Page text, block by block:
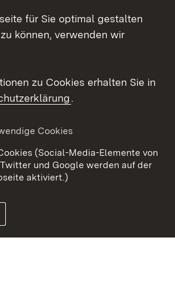
Barrierefreiheit
Cookies
für Sie optimal gestalten
können, verwenden wir
zu Cookies erhalten Sie in
.
Cookies
(Social-Media-Elemente von
und Google werden auf der
aktiviert.)